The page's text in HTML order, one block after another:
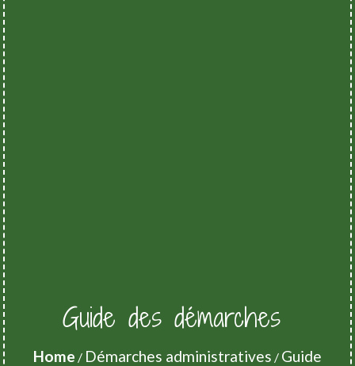
Guide des démarches
Home / Démarches administratives / Guide